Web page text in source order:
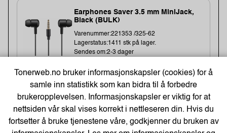
Earphones Saver 3.5 mm MiniJack,
Black (BULK)
Varenummer:221353 /325-62
Lagerstatus:1411 stk på lager.
Sendes om:2-3 dager
20,-
16,- Eks. Mva.
Kjøp
Tonerweb.no bruker informasjonskapsler (cookies) for å
samle inn statistikk som kan bidra til å forbedre
brukeropplevelsen. Informasjonskapsler er viktig for at
nettsiden vår skal vises korrekt i nettleseren din. Hvis du
fortsetter å bruke tjenestene våre, godkjenner du bruken av